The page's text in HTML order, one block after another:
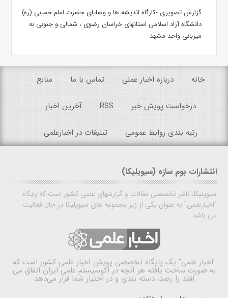
گزارش تصویری -کارگاه اندیشه ها و وصایای حضرت امام خمینی (ره)
دانشگاه آزاد اسلامی استانهای خراسان رضوی ، شمالی و جنوبی به
میزبانی واحد مشهد
خانه درباره اخبار عملی تماس با ما منابع
درخواست پویش خبر RSS آخرین اخبار
رتبه بندی روابط عمومی تبلیغات در اخبارعلمی
انتشارات بوم سازه (سیویلیکا)
سیویلیکا، ناشر تخصصی مقالات و گزارشهای علمی کشور است که پایگاه
"اخبارعلمی" به عنوان یکی از زیر مجموعه های سیویلیکا در حال فعالیت
می باشد.
"اخبار علمی" یک پایگاه تخصصی پویش اخبار علمی کشور است که
به صورت ساخت یافته هر آنچه در اکوسیستم علمی ایران اتفاق می
افتد را رصد، دسته بندی و در اختیار شما قرار می‌دهد